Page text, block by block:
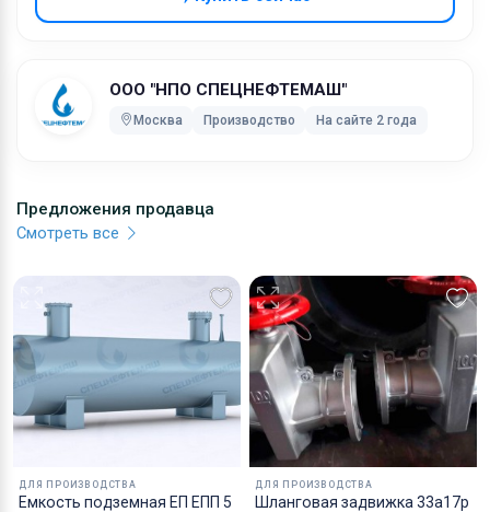
ООО "НПО СПЕЦНЕФТЕМАШ"
Москва Производство На сайте 2 года
Характеристики:
Размещение: подземное
Маркировка: РГСП
Рабочее давление: Налив
Внутренний диаметр: 1400, 1900, 2200 (мм)
Толщина корпуса: 4/6, 8/8 (мм)
Ширина резервуара: 1560, 2060, 2360 (мм)
Группа резервуара по ГОСТ: 5а
Среда в резервуарах: нефтепродукты
Среда в теплообменном устройстве: жидкость
Срок службы: 10 лет
Ключевые слова:
трубопроводная арматура, емкостные приборы разного
Предложения продавца
Смотреть все
ДЛЯ ПРОИЗВОДСТВА
Емкость подземная ЕП ЕПП 5
ДЛЯ ПРОИЗВОДСТВА
Шланговая задвижка 33а17р